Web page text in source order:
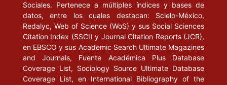
Zolo, D. (2001), “Libertad, propiedad e igualdad en la teoría de
los ‘derechos fundamentales’. A propósito de un ensayo de Luigi
Ferrajoli”, en Luigi Ferrajoli, Los fundamentos de los derechos
fundamentales, Madrid: Trotta.
__________ (1997), “La ciudadanía en una era poscomunista”, en La
política. Revista de Estudios sobre el Estado y la Sociedad, núm.
Sociales. Pertenece a múltiples índices y bases de
datos, entre los cuales destacan: Scielo-México,
Redalyc, Web of Science (WoS) y sus Social Sciences
Citation Index (SSCI) y Journal Citation Reports (JCR),
en EBSCO y sus Academic Search Ultimate Magazines
and Journals, Fuente Académica Plus Database
Coverage List, Sociology Source Ultimate Database
Coverage List, en International Bibliography of the